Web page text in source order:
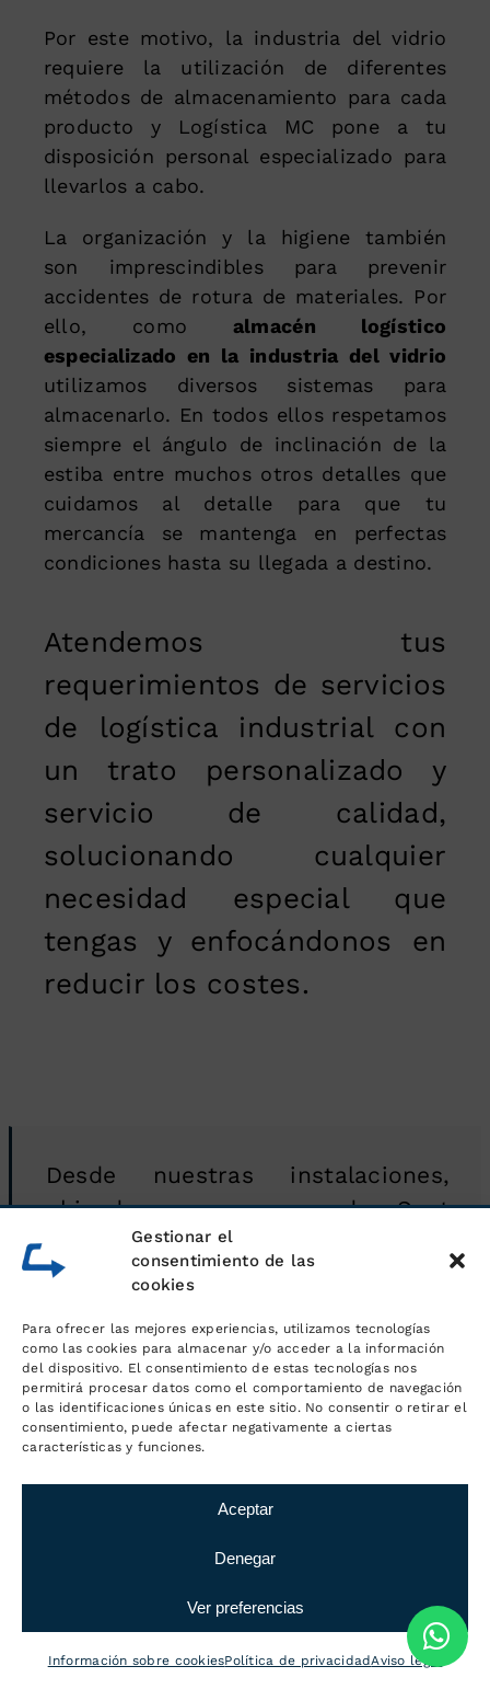
Gestionar el
consentimiento de las
cookies
Para ofrecer las mejores experiencias, utilizamos tecnologías
como las cookies para almacenar y/o acceder a la información
del dispositivo. El consentimiento de estas tecnologías nos
permitirá procesar datos como el comportamiento de navegación
o las identificaciones únicas en este sitio. No consentir o retirar el
consentimiento, puede afectar negativamente a ciertas
características y funciones.
Aceptar
Denegar
Ver preferencias
Información sobre cookiesPolítica de privacidadAviso legal
Por este motivo, la industria del vidrio
requiere la utilización de diferentes
métodos de almacenamiento para cada
producto y Logística MC pone a tu
disposición personal especializado para
llevarlos a cabo.
La organización y la higiene también
son imprescindibles para prevenir
accidentes de rotura de materiales. Por
ello, como almacén logístico
especializado en la industria del vidrio
utilizamos diversos sistemas para
almacenarlo. En todos ellos respetamos
siempre el ángulo de inclinación de la
estiba entre muchos otros detalles que
cuidamos al detalle para que tu
mercancía se mantenga en perfectas
condiciones hasta su llegada a destino.
Atendemos tus
requerimientos de servicios
de logística industrial con
un trato personalizado y
servicio de calidad,
solucionando cualquier
necesidad especial que
tengas y enfocándonos en
reducir los costes.
Desde nuestras instalaciones,
ubicadas muy cerca de Sant
Llorenç Savall, gestionamos
servicios de logística industrial